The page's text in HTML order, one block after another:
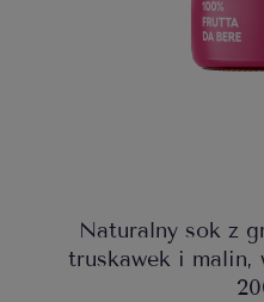
Naturalny sok z
truskawek i malin,